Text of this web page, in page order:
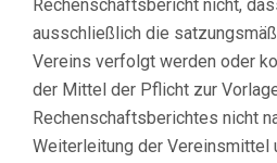
Rechenschaftsbericht nicht,
ausschließlich die
Vereins verfolgt werden oder
der Mittel der Pflicht zur
Rechenschaftsberichtes nicht
Weiterleitung der Vereinsmittel